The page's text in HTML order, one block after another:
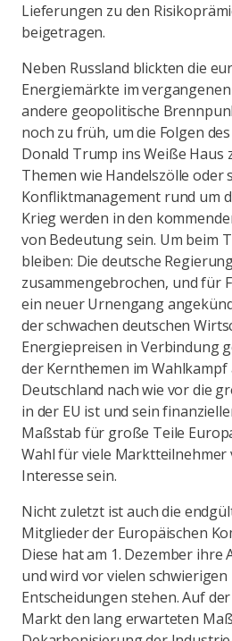
Lieferungen zu den
beigetragen.
Neben Russland blickten die
Energiemärkte im
andere geopolitische
noch zu früh, um die Folgen
Donald Trump ins Weiße Haus
Themen wie Handelszölle oder
Konfliktmanagement rund um
Krieg werden in den
von Bedeutung sein. Um beim
bleiben: Die deutsche
zusammengebrochen, und für
ein neuer Urnengang
der schwachen deutschen
Energiepreisen in Verbindung
der Kernthemen im Wahlkampf
Deutschland nach wie vor die
in der EU ist und sein
Maßstab für große Teile
Wahl für viele Marktteilnehmer
Interesse sein.
Nicht zuletzt ist auch die
Mitglieder der Europäischen
Diese hat am 1. Dezember
und wird vor vielen
Entscheidungen stehen. Auf
Markt den lang erwarteten